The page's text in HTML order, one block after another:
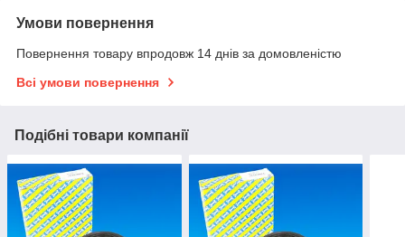
Умови повернення
Повернення товару впродовж 14 днів за домовленістю
Всі умови повернення
Подібні товари компанії